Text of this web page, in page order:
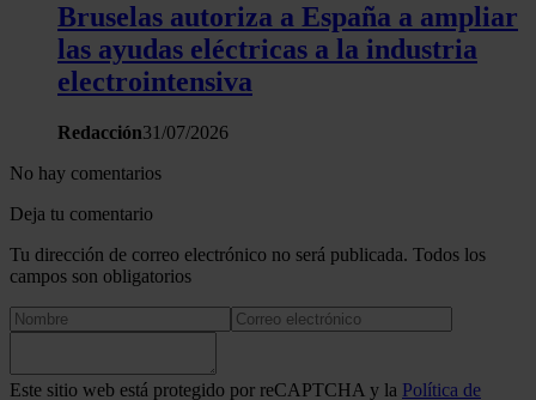
Bruselas autoriza a España a ampliar
las ayudas eléctricas a la industria
electrointensiva
Redacción31/07/2026
No hay comentarios
Deja tu comentario
Tu dirección de correo electrónico no será publicada. Todos los
campos son obligatorios
Este sitio web está protegido por reCAPTCHA y la Política de